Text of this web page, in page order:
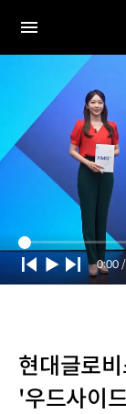
전체
Time
0:00 /
현대글로
'우드사이